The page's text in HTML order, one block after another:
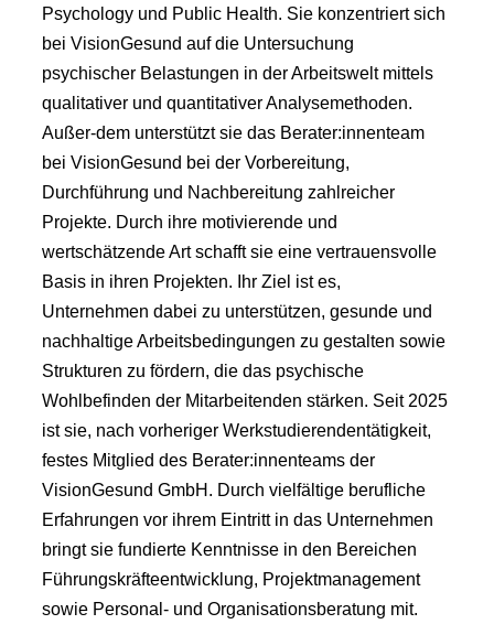
Psychology und Public Health. Sie konzentriert sich
bei VisionGesund auf die Untersuchung
psychischer Belastungen in der Arbeitswelt mittels
qualitativer und quantitativer Analysemethoden.
Außer-dem unterstützt sie das Berater:innenteam
bei VisionGesund bei der Vorbereitung,
Durchführung und Nachbereitung zahlreicher
Projekte. Durch ihre motivierende und
wertschätzende Art schafft sie eine vertrauensvolle
Basis in ihren Projekten. Ihr Ziel ist es,
Unternehmen dabei zu unterstützen, gesunde und
nachhaltige Arbeitsbedingungen zu gestalten sowie
Strukturen zu fördern, die das psychische
Wohlbefinden der Mitarbeitenden stärken. Seit 2025
ist sie, nach vorheriger Werkstudierendentätigkeit,
festes Mitglied des Berater:innenteams der
VisionGesund GmbH. Durch vielfältige berufliche
Erfahrungen vor ihrem Eintritt in das Unternehmen
bringt sie fundierte Kenntnisse in den Bereichen
Führungskräfteentwicklung, Projektmanagement
sowie Personal- und Organisationsberatung mit.